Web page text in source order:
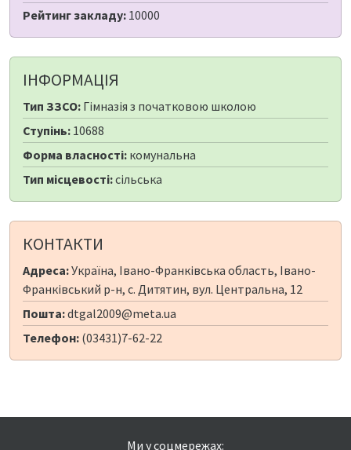
Рейтинг закладу: 10000
ІНФОРМАЦІЯ
Тип ЗЗСО: Гімназія з початковою школою
Ступінь: 10688
Форма власності: комунальна
Тип місцевості:сільська
КОНТАКТИ
Адреса:Україна, Івано-Франківська область, Івано-
Франківський р-н, с. Дитятин, вул. Центральна, 12
Пошта:dtgal2009@meta.ua
Телефон: (03431)7-62-22
Ми у соцмережах: